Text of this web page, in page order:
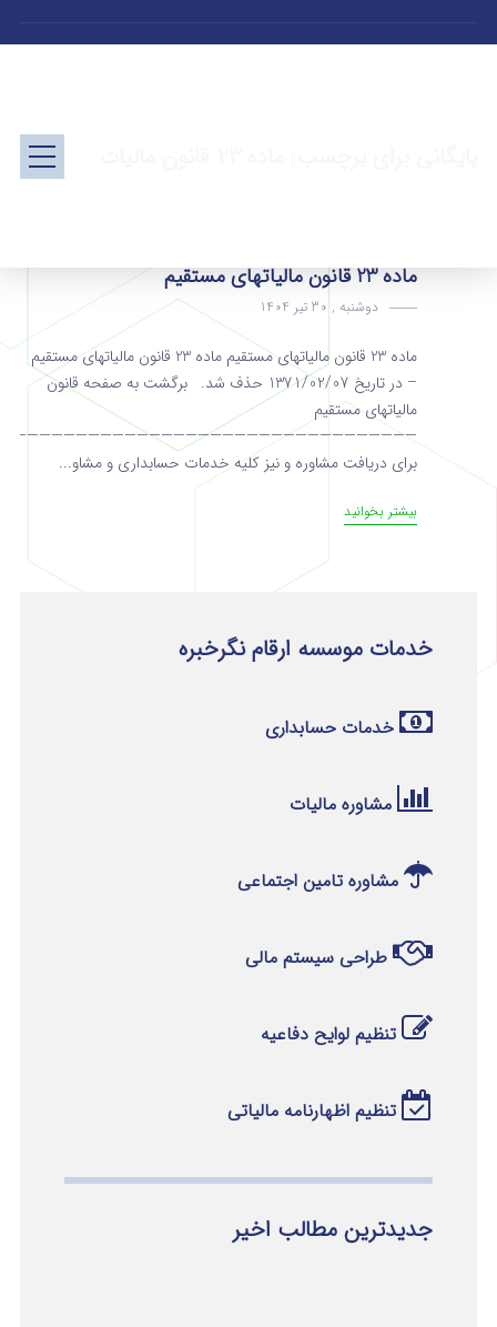
ماده 23 قانون مالیاتهای مستقیم
دوشنبه , 30 تیر 1404
ماده 23 قانون مالیاتهای مستقیم ماده 23 قانون مالیاتهای مستقیم
– در تاریخ 1371/02/07 حذف شد. برگشت به صفحه قانون
مالیاتهای مستقیم
برای دریافت مشاوره و نیز کلیه خدمات حسابداری و مشاو...
بیشتر بخوانید
خدمات موسسه ارقام نگرخبره
خدمات حسابداری
مشاوره مالیات
مشاوره تامین اجتماعی
طراحی سیستم مالی
تنظیم لوایح دفاعیه
تنظیم اظهارنامه مالیاتی
جدیدترین مطالب اخیر